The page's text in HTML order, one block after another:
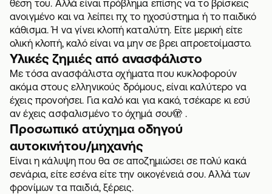
θέση του. Αλλά είναι πρόβλημα επίσης να το βρίσκεις
ανοιγμένο και να λείπει πχ το ηχοσύστημα ή το παιδικό
κάθισμα. Ή να γίνεικλοπή καταλύτη. Είτε μερική είτε
ολική κλοπή, καλό είναι να μην σε βρει απροετοίμαστο.
Υλικές ζημιές από ανασφάλιστο
Με τόσα ανασφάλιστα οχήματα που κυκλοφορούν
ακόμα στους ελληνικούς δρόμους, είναι καλύτερο να
έχεις προνοήσει. Για καλό και για κακό, τσέκαρε κι εσύ
αν έχεις ασφαλισμένο το όχημά σου🫣 .
Προσωπικό ατύχημα οδηγού
αυτοκινήτου/μηχανής
Είναι η κάλυψη που θα σε αποζημιώσει σε πολύ κακά
σενάρια, είτε εσένα είτε την οικογένειά σου. Αλλά των
φρονίμων τα παιδιά, ξέρεις.